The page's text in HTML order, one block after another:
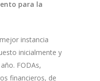
para la
instancia
inicialmente y
FODAs,
financieros, de